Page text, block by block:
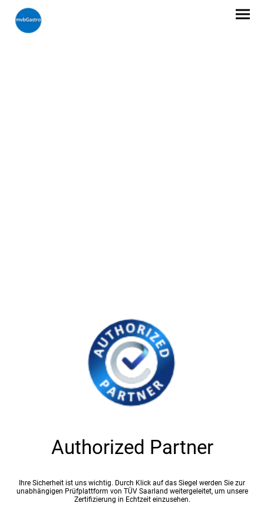
Authorized Partner
Ihre Sicherheit ist uns wichtig. Durch Klick auf das Siegel werden Sie zur
unabhängigen Prüfplattform von TÜV Saarland weitergeleitet, um unsere
Zertifizierung in Echtzeit einzusehen.